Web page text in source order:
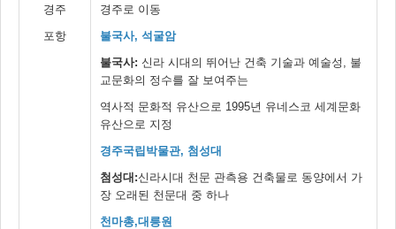
경주
포항
경주로 이동
불국사, 석굴암
불국사: 신라 시대의 뛰어난 건축 기술과 예술성, 불
교문화의 정수를 잘 보여주는
역사적 문화적 유산으로 1995년 유네스코 세계문화
유산으로 지정
경주국립박물관, 첨성대
첨성대:신라시대 천문 관측용 건축물로 동양에서 가
장 오래된 천문대 중 하나
천마총,대릉원